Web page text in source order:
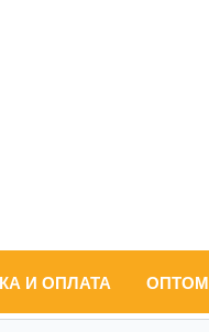
И ОПЛАТА ОПТОМ